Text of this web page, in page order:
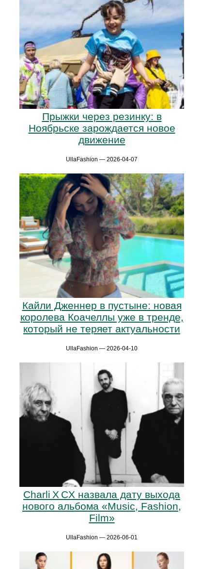
Прыжки через резинку: в
Ноябрьске зарождается новое
движение
UllaFashion — 2026-04-07
Кайли Дженнер в пустыне: новая
королева Коачеллы уже в тренде,
который не теряет актуальности
UllaFashion — 2026-04-10
Charli X CX назвала дату выхода
нового альбома «Music, Fashion,
Film»
UllaFashion — 2026-06-01